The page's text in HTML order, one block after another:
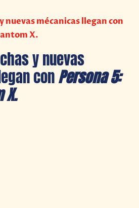
nuevas mécanicas llegan con
X.
y nuevas
conPersona 5:
X.